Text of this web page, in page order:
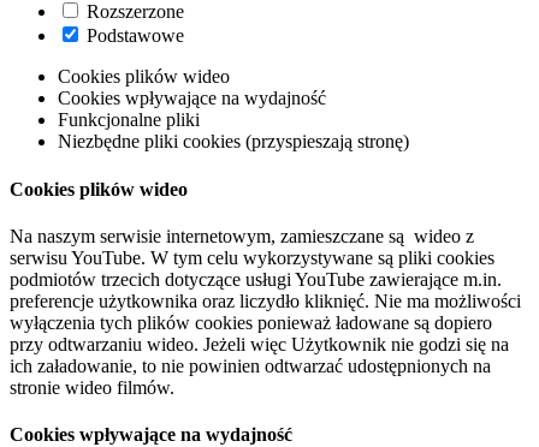
Rozszerzone
Podstawowe
Cookies plików wideo
Cookies wpływające na wydajność
Funkcjonalne pliki
Niezbędne pliki cookies (przyspieszają stronę)
Cookies plików wideo
Na naszym serwisie internetowym, zamieszczane są wideo z
serwisu YouTube. W tym celu wykorzystywane są pliki cookies
podmiotów trzecich dotyczące usługi YouTube zawierające m.in.
preferencje użytkownika oraz liczydło kliknięć. Nie ma możliwości
wyłączenia tych plików cookies ponieważ ładowane są dopiero
przy odtwarzaniu wideo. Jeżeli więc Użytkownik nie godzi się na
ich załadowanie, to nie powinien odtwarzać udostępnionych na
stronie wideo filmów.
Cookies wpływające na wydajność